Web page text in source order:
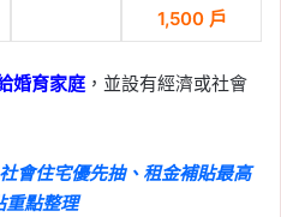
1,500 戶
婚育家庭 ，並設有經濟或社會
會住宅優先抽、租金補貼最高
重點整理